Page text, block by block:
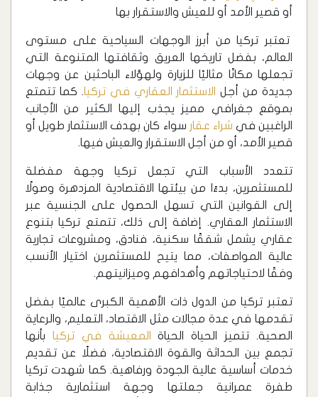
أو قصير الأمد أو للعيش والاستقرار بها
تعتبر تركيا من أبرز الوجهات السياحية على مستوى
العالم، بفضل تاريخها العريق وثقافتها المتنوعة التي
تجعلها مكانًا مثاليًا للزيارة ولهؤلاء الباحثين عن وجهات
جديدة من أجلالاستثمار العقاري في تركيا. كما تتمتع
بموقع جغرافي مميز يجذب إليها الكثير من الأجانب
الراغبين في شراء عقار سواء كان بهدف الاستثمار طويل أو
قصير الأمد، أو من أجل الاستقرار والعيش فيها.
تتعدد الأسباب التي تجعل تركيا وجهة مفضلة
للمستثمرين، بدءًا من بيئتها الاقتصادية المزدهرة وصولًا
إلى القوانين التي تسهل الحصول على الجنسية عبر
الاستثمار العقاري. إضافة إلى ذلك، تتمتع تركيا بتنوع
عقاري يشمل شققًا سكنية، فنادق، ومشروعات تجارية
عالية المواصفات، مما يتيح للمستثمرين اختيار الأنسب
وفقًا لاحتياجاتهم وأهدافهم وميزانيتهم.
تعتبر تركيا من الدول ذات الأهمية الكبرى عالميًا بفضل
تقدمها في عدة مجالات مثل الاقتصاد، التعليم، والرعاية
الصحية. تتميز الحياة الحياة
المعيشة في تركيا
بأنها
تجمع بين الحداثة والقوة الاقتصادية، فضلًا عن تقديم
خدمات أساسية عالية الجودة ورفاهية. كما شهدت تركيا
طفرة عمرانية جعلتها وجهة استثمارية جذابة